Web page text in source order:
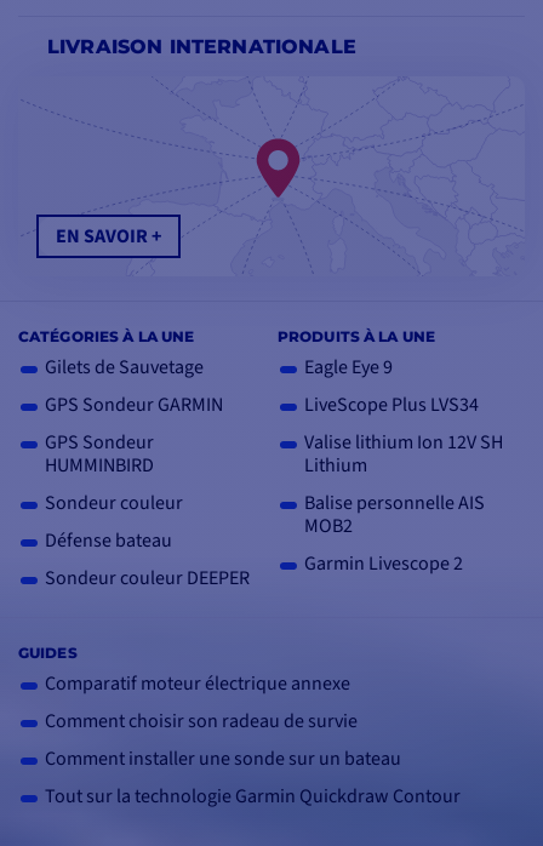
CATÉGORIES À LA UNE
Gilets de Sauvetage
GPS Sondeur GARMIN
GPS Sondeur
HUMMINBIRD
Sondeur couleur
Défense bateau
Sondeur couleur DEEPER
PRODUITS À LA UNE
Eagle Eye 9
LiveScope Plus LVS34
Valise lithium Ion 12V SH
Lithium
Balise personnelle AIS
MOB2
Garmin Livescope 2
GUIDES
Comparatif moteur électrique annexe
Comment choisir son radeau de survie
Comment installer une sonde sur un bateau
Tout sur la technologie Garmin Quickdraw Contour
LIVRAISON INTERNATIONALE
EN SAVOIR +